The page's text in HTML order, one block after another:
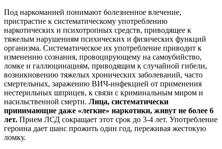
Под наркоманией понимают болезненное влечение,
пристрастие к систематическому употреблению
наркотических и психотропных средств, приводящее к
тяжелым нарушениям психических и физических функций
организма. Систематическое их употребление приводит к
изменению сознания, провоцирующему на самоубийство,
ломке и галлюцинациям, приводящим к случайной гибели,
возникновению тяжелых хронических заболеваний, часто
смертельных, заражению ВИЧ-инфекцией от применения
нестерильных шприцев, к связи с криминальным миром и
насильственной смерти. Лица, систематически
принимающие даже «легкие» наркотики, живут не более 6
лет. Прием ЛСД сокращает этот срок до 3-4 лет. Употребление
героина дает шанс прожить один год, переживая жестокую
ломку.